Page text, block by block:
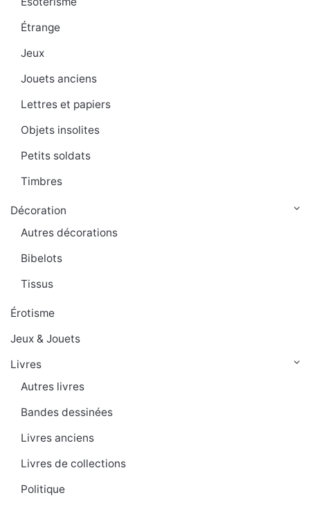
Étrange
Jeux
Jouets anciens
Lettres et papiers
Objets insolites
Petits soldats
Timbres
Décoration
Autres décorations
Bibelots
Tissus
Érotisme
Jeux & Jouets
Livres
Autres livres
Bandes dessinées
Livres anciens
Livres de collections
Politique